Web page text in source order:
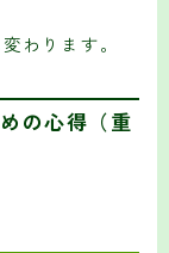
わります。
の心得（重